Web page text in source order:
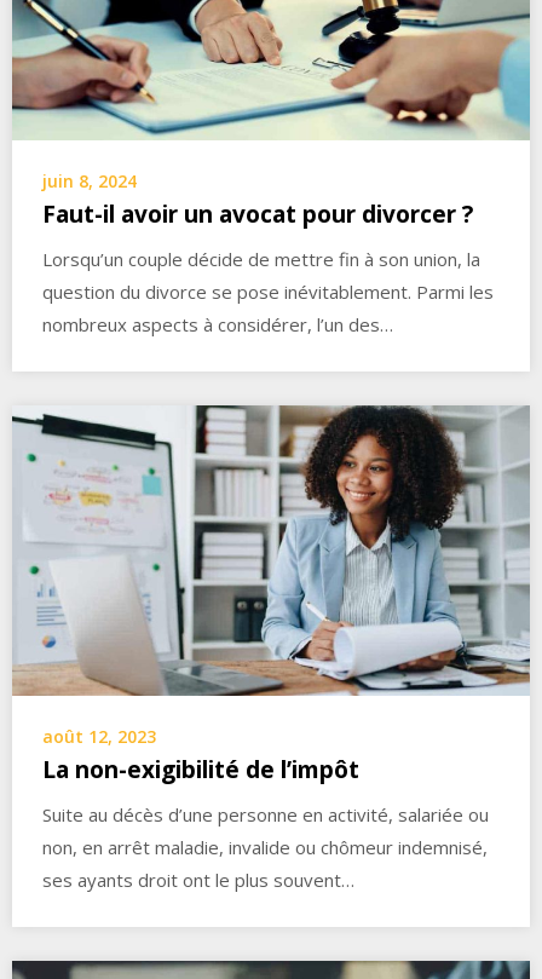
juin 8, 2024
Faut-il avoir un avocat pour divorcer ?
Lorsqu’un couple décide de mettre fin à son union, la
question du divorce se pose inévitablement. Parmi les
nombreux aspects à considérer, l’un des…
août 12, 2023
La non-exigibilité de l’impôt
Suite au décès d’une personne en activité, salariée ou
non, en arrêt maladie, invalide ou chômeur indemnisé,
ses ayants droit ont le plus souvent…